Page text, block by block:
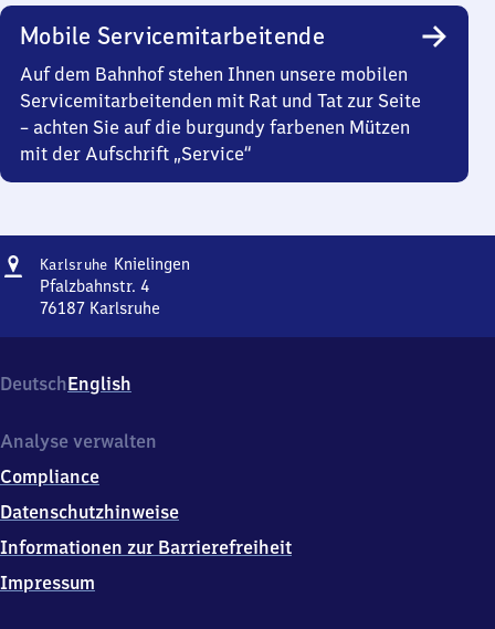
Mobile Servicemitarbeitende
Auf dem Bahnhof stehen Ihnen unsere mobilen
Servicemitarbeitenden mit Rat und Tat zur Seite
– achten Sie auf die burgundy farbenen Mützen
mit der Aufschrift „Service“
Adresse
Karlsruhe Knielingen
Pfalzbahnstr. 4
76187 Karlsruhe
Pfalzbahnstr.
4,
6
8
7
DeutschEnglish
Analyse verwalten
Compliance
Datenschutzhinweise
Informationen zur Barrierefreiheit
Impressum